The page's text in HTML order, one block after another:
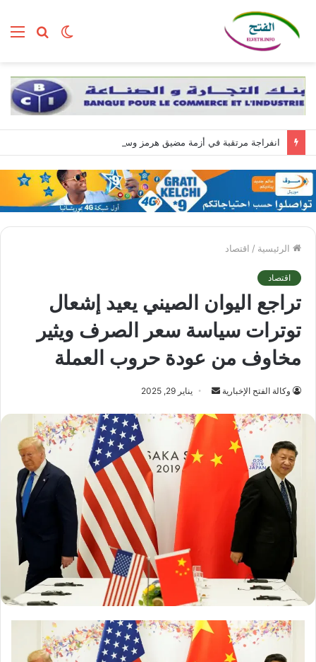
بحث الوضع
الرئيسية / اقتصاد
اقتصاد
تراجع اليوان الصيني يعيد إشعال
توترات سياسة سعر الصرف ويثير
مخاوف من عودة حروب العملة
وكالة الفتح الإخبارية
أرسل
إلكترونيا
يناير 29, 2025